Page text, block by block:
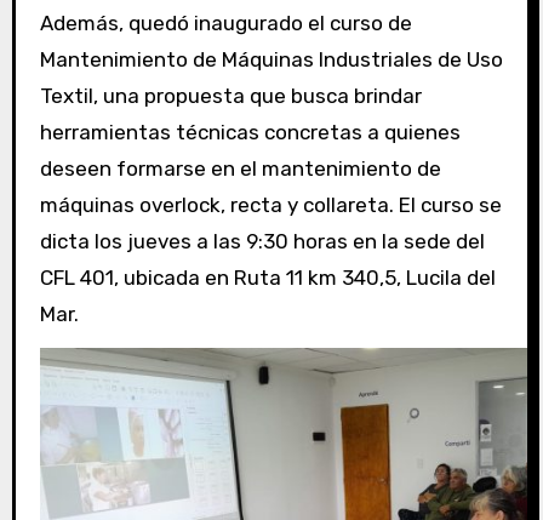
Además, quedó inaugurado el curso de
Mantenimiento de Máquinas Industriales de Uso
Textil, una propuesta que busca brindar
herramientas técnicas concretas a quienes
deseen formarse en el mantenimiento de
máquinas overlock, recta y collareta. El curso se
dicta los jueves a las 9:30 horas en la sede del
CFL 401, ubicada en Ruta 11 km 340,5, Lucila del
Mar.